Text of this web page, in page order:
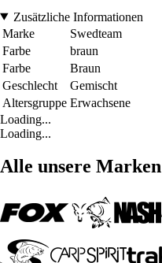
Zusätzliche Informationen
Marke
Swedteam
Farbe
braun
Farbe
Braun
Geschlecht
Gemischt
Altersgruppe Erwachsene
Loading...
Loading...
Alle unsere Marken